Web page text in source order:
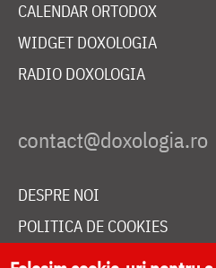
CALENDAR ORTODOX
WIDGET DOXOLOGIA
RADIO DOXOLOGIA
DESPRE NOI
POLITICA DE COOKIES
DONEAZĂ ONLINE PENTRU